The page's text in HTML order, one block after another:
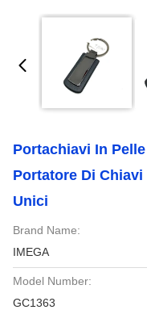
Portachiavi In
Portatore Di
Unici
Brand Name:
IMEGA
Model Number:
GC1363